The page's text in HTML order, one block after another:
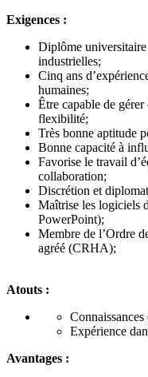
Exigences :
Diplôme universitaire
industrielles;
Cinq ans
humaines;
Être capable de
flexibilité;
Très bonne aptitude
Bonne capacité à
Favorise le travail
collaboration;
Discrétion et
Maîtrise les logiciels
PowerPoint);
Membre de l’Ordre
agréé (CRHA);
Atouts :
Expérience
Avantages :